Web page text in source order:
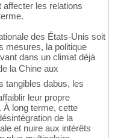
affecter les relations
des États-Unis soit
mesures, la politique
dans un climat déjà
la Chine aux
dabus, les
leur propre
À long terme, cette
de la
et nuire aux intérêts